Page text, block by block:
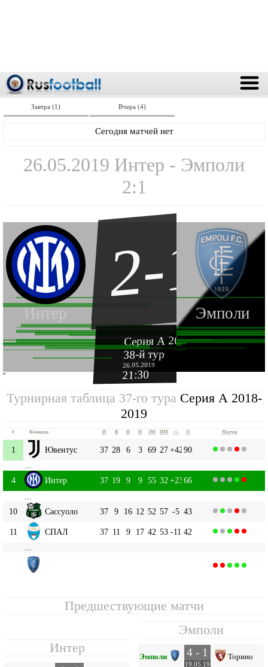
Завтра (1) Вчера (4)
Сегодня матчей нет
26.05.2019 Интер - Эмполи
2:1
Интер Эмполи
2-1
Серия А 2018-2019
38-й тур
26.05.2019
21:30
''
Турнирная таблица 37-го тура Серия А 2018-
2019
# Команда И В Н П ЗМ ПМ +|- О Матчи
1 Ювентус 37 28 6 3 69 27+4290
4
Интер 37 19 9 9 55 32 +2366
10
Сассуоло 37 9 16 12 52 57 -5 43
11 СПАЛ 37 11 9 17 42 53 -11 42
Предшествующие матчи
Интер
Эмполи
Эмполи 4 - 1
19.05.19
Торино